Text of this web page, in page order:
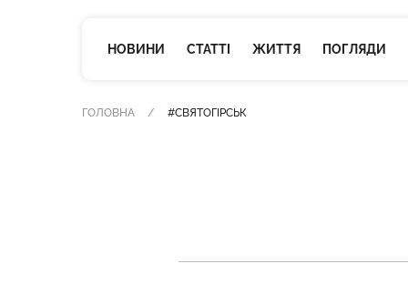
НОВИНИ СТАТТІ ЖИТТЯ ПОГЛЯДИ
ГОЛОВНА #СВЯТОГІРСЬК